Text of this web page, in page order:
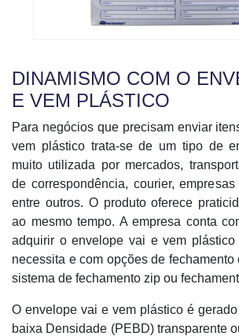
DINAMISMO COM O
E VEM PLÁSTICO
Para negócios que precisam enviar
vem plástico trata-se de um tipo de
muito utilizada por mercados,
de correspondência, courier,
entre outros. O produto oferece
ao mesmo tempo. A empresa conta
adquirir o envelope vai e vem
necessita e com opções de fechamento
sistema de fechamento zip ou
O envelope vai e vem plástico é
baixa Densidade (PEBD) transparente